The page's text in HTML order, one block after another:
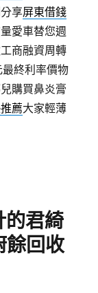
享屏東借錢
愛車替您週
商融資周轉
終利率價物
購買鼻炎膏
薦大家輕薄
的君綺
餘回收